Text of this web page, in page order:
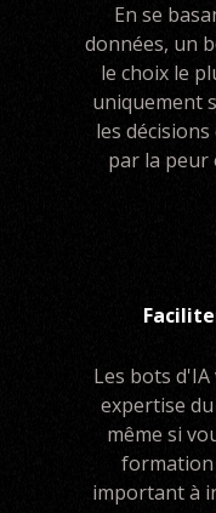
En se
données, un
le choix le
uniquement
les
par la peur
Les bots
expertise
même si
formation
important à